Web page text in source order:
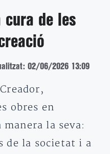
cura de les
02/06/2026 13:09
obres en
la seva:
de la societat i a